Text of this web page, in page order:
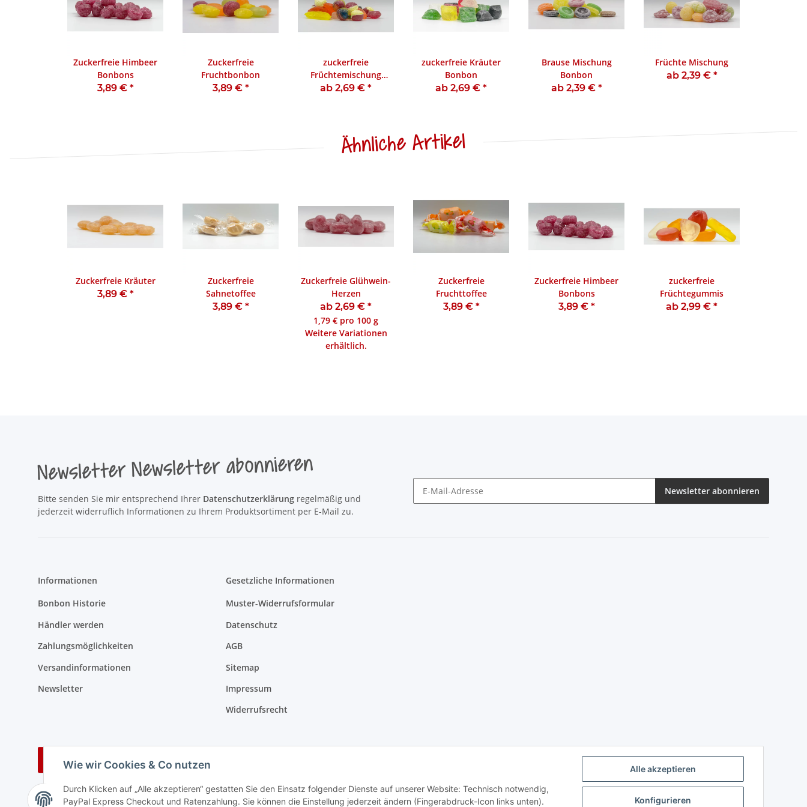
Alle akzeptieren
Konfigurieren
Wie wir Cookies & Co nutzen
Durch Klicken auf „Alle akzeptieren“ gestatten Sie den Einsatz folgender Dienste auf unserer Website: Technisch notwendig,
PayPal Express Checkout und Ratenzahlung. Sie können die Einstellung jederzeit ändern (Fingerabdruck-Icon links unten).
Zuckerfreie Himbeer
Bonbons
3,89 € *
Zuckerfreie
Fruchtbonbon
3,89 € *
zuckerfreie
Früchtemischung
Bonbon
ab 2,69 € *
zuckerfreie Kräuter
Bonbon
ab 2,69 € *
Brause Mischung
Bonbon
ab 2,39 € *
Früchte Mischung
ab 2,39 € *
Ähnliche Artikel
Zuckerfreie Kräuter
3,89 € *
Zuckerfreie
Sahnetoffee
3,89 € *
Zuckerfreie Glühwein-
Herzen
ab 2,69 € *
1,79 € pro 100 g
Weitere Variationen
erhältlich.
Zuckerfreie
Fruchttoffee
3,89 € *
Zuckerfreie Himbeer
Bonbons
3,89 € *
zuckerfreie
Früchtegummis
ab 2,99 € *
Newsletter Newsletter abonnieren
Bitte senden Sie mir entsprechend Ihrer Datenschutzerklärung regelmäßig und
jederzeit widerruflich Informationen zu Ihrem Produktsortiment per E-Mail zu.
Newsletter abonnieren
Informationen
Bonbon Historie
Händler werden
Zahlungsmöglichkeiten
Versandinformationen
Newsletter
Gesetzliche Informationen
Muster-Widerrufsformular
Datenschutz
AGB
Sitemap
Impressum
Widerrufsrecht
Vertrag widerrufen